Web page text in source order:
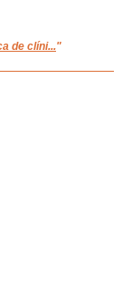
de clíni..."